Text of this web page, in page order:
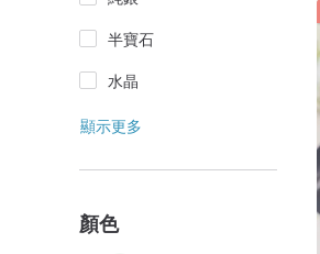
半寶石
水晶
顯示更多
顏色